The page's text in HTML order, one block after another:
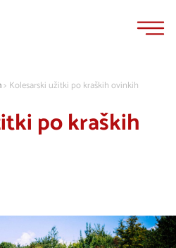
> Kolesarski užitki po kraških ovinkih
po kraških